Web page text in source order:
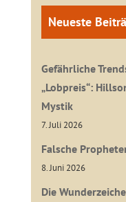
Neueste
Gefährliche
„Lobpreis“:
Mystik
7. Juli 2026
Falsche
8. Juni 2026
Die